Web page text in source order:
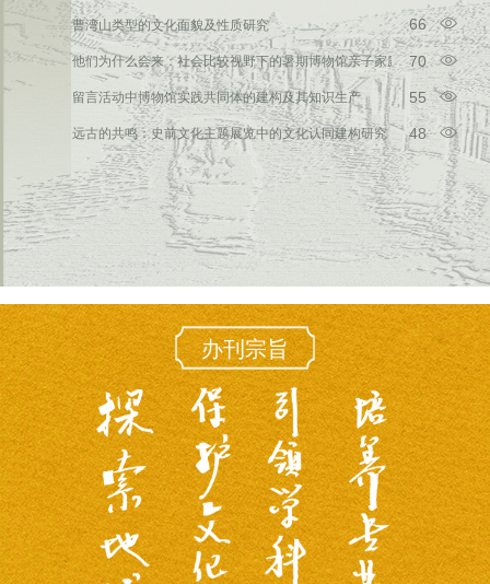
曹湾山类型的文化面貌及性质研究 66
他们为什么会来：社会比较视野下的暑期博物馆亲子家庭观众参观动机
70
留言活动中博物馆实践共同体的建构及其知识生产 55
远古的共鸣：史前文化主题展览中的文化认同建构研究 48
办刊宗旨